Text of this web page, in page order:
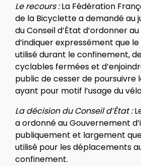
Le recours :La Fédération
de la Bicyclette a demandé au
du Conseil d’État d’ordonner
d’indiquer expressément que
utilisé durant le confinement,
cyclables fermées et
public de cesser de poursuivre
ayant pour motif l’usage du
La décision du Conseil d’État :
a ordonné au Gouvernement
publiquement et largement
utilisé pour les déplacements
confinement.